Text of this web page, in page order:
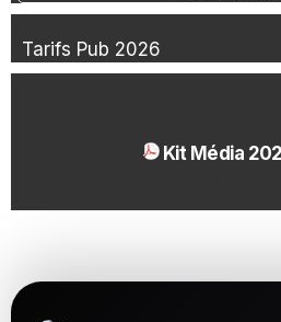
Tarifs Pub 2026
Kit Média